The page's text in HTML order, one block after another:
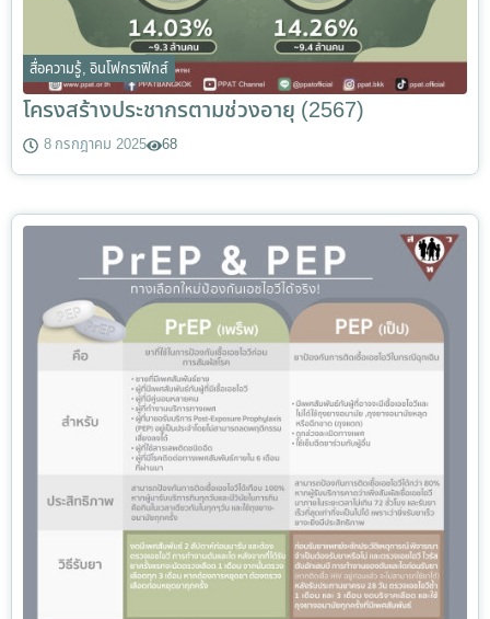
สื่อความรู้, อินโฟกราฟิกส์
โครงสร้างประชากรตามช่วงอายุ (2567)
8 กรกฎาคม 2025 68